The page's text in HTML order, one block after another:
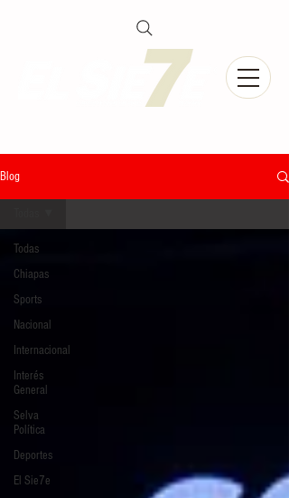
Blog
Todas
Chiapas
Sports
Nacional
Internacional
Interés
General
Selva
Política
Deportes
El Sie7e